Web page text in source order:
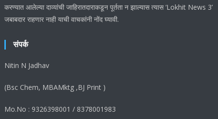
करण्यात आलेल्या दाव्यांची जाहिरातदाराकडून पूर्तता न झाल्यास त्यास ‘Lokhit News 3’
जबाबदार राहणार नाही याची वाचकांनी नोंद घ्यावी.
संपर्क
Nitin N Jadhav
(Bsc Chem, MBAMktg ,BJ Print )
Mo.No : 9326398001 / 8378001983